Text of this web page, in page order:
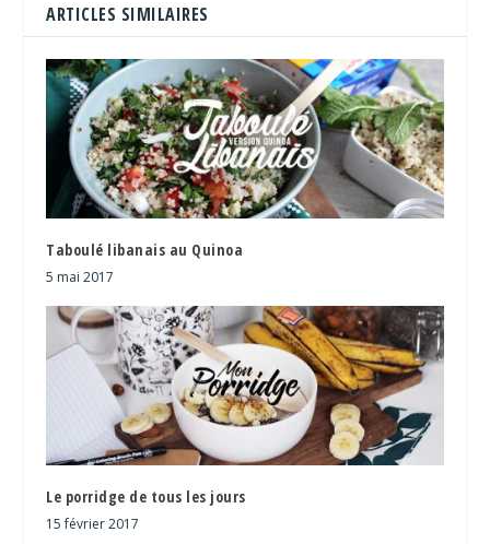
ARTICLES SIMILAIRES
Taboulé libanais au Quinoa
5 mai 2017
Le porridge de tous les jours
15 février 2017